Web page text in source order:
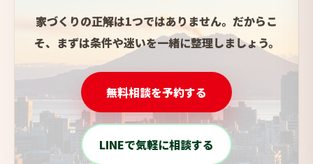
家づくりの正解は1つではありません。だからこ
そ、まずは条件や迷いを一緒に整理しましょう。
無料相談を予約する
LINEで気軽に相談する